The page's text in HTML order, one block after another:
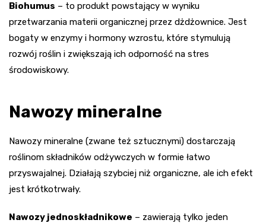
Biohumus – to produkt powstający w wyniku
przetwarzania materii organicznej przez dżdżownice. Jest
bogaty w enzymy i hormony wzrostu, które stymulują
rozwój roślin i zwiększają ich odporność na stres
środowiskowy.
Nawozy mineralne
Nawozy mineralne (zwane też sztucznymi) dostarczają
roślinom składników odżywczych w formie łatwo
przyswajalnej. Działają szybciej niż organiczne, ale ich efekt
jest krótkotrwały.
Nawozy jednoskładnikowe – zawierają tylko jeden